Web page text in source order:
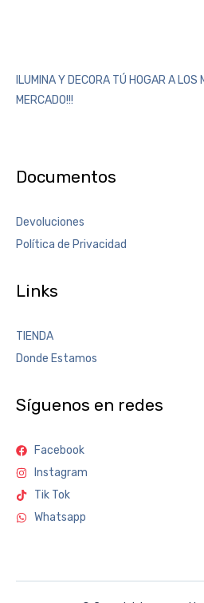
ILUMINA Y DECORA TÚ HOGAR A
MERCADO!!!
Documentos
Devoluciones
Política de Privacidad
Links
TIENDA
Donde Estamos
Síguenos en redes
Facebook
Instagram
Tik Tok
Whatsapp